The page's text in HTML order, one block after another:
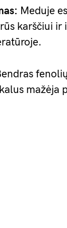
Meduje
karščiui ir
mažėja